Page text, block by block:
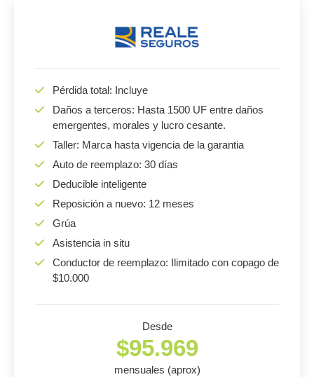
Pérdida total: Incluye
Daños a terceros: Hasta 1500 UF entre daños
emergentes, morales y lucro cesante.
Taller: Marca hasta vigencia de la garantia
Auto de reemplazo: 30 días
Deducible inteligente
Reposición a nuevo: 12 meses
Grúa
Asistencia in situ
Conductor de reemplazo: Ilimitado con copago de
$10.000
Desde
$95.969
mensuales (aprox)